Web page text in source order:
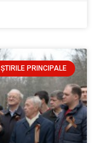
ȘTIRILE PRINCIPALE